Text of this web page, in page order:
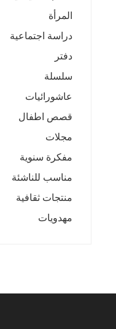
المرأة
دراسة اجتماعية
دفتر
سلسلة
عاشورائيات
قصص اطفال
مجلات
مفكرة سنوية
مناسب للناشئة
منتجات ثقافية
مهدويات